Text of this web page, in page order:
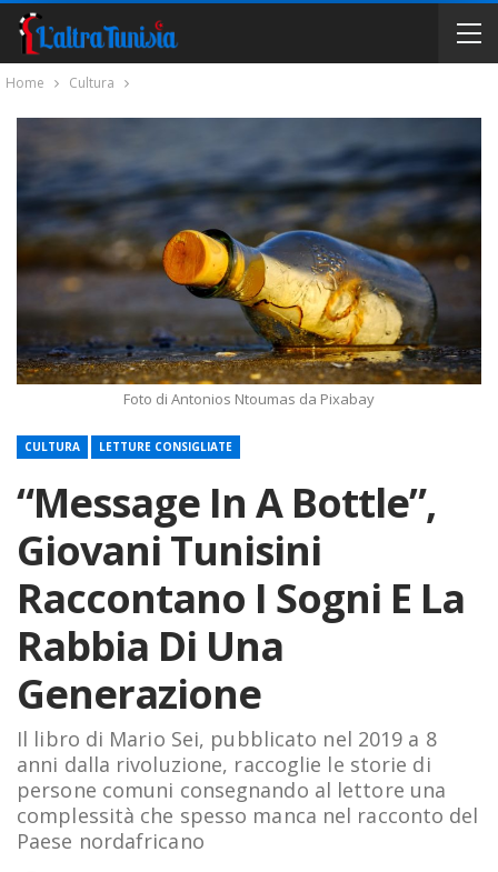
Home Cultura
Foto di Antonios Ntoumas da Pixabay
CULTURA LETTURE CONSIGLIATE
“Message In A Bottle”,
Giovani Tunisini
Raccontano I Sogni E La
Rabbia Di Una
Generazione
Il libro di Mario Sei, pubblicato nel 2019 a 8
anni dalla rivoluzione, raccoglie le storie di
persone comuni consegnando al lettore una
complessità che spesso manca nel racconto del
Paese nordafricano